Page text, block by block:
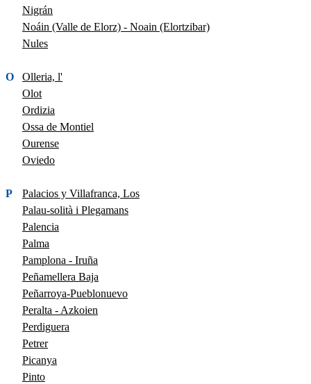
Nigrán
Noáin (Valle de Elorz) - Noain (Elortzibar)
Nules
O
Olleria, l'
Olot
Ordizia
Ossa de Montiel
Ourense
Oviedo
P
Palacios y Villafranca, Los
Palau-solità i Plegamans
Palencia
Palma
Pamplona - Iruña
Peñamellera Baja
Peñarroya-Pueblonuevo
Peralta - Azkoien
Perdiguera
Petrer
Picanya
Pinto